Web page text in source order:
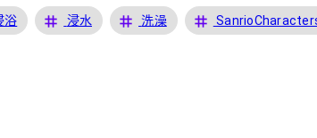
浴 tag 浸水 tag 洗澡 tag